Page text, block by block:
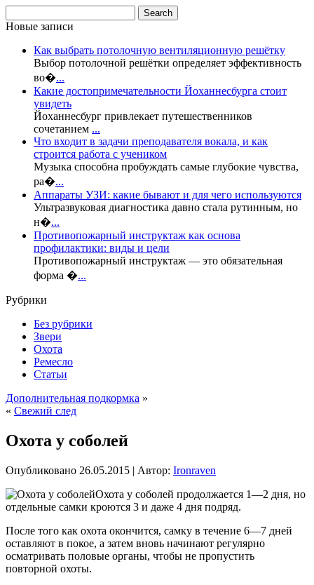
Новые записи
Как выбрать потолочную вентиляционную решётку
Выбор потолочной решётки определяет эффективность
во�...
Какие достопримечательности Йоханнесбурга стоит
увидеть
Йоханнесбург привлекает путешественников
сочетанием ...
Что входит в задачи преподавателя вокала, и как
строится работа с учеником
Музыка способна пробуждать самые глубокие чувства,
ра�...
Аппараты УЗИ: какие бывают и для чего используются
Ультразвуковая диагностика давно стала рутинным, но
н�...
Противопожарный инструктаж как основа
профилактики: виды и цели
Противопожарный инструктаж — это обязательная
форма �...
Рубрики
Без рубрики
Звери
Охота
Ремесло
Статьи
Дополнительная подкормка »
« Свежий след
Охота у соболей
Опубликовано 26.05.2015 | Автор: Ironraven
Охота у соболей продолжается 1—2 дня, но
отдельные самки кроются 3 и даже 4 дня подряд.
После того как охота окончится, самку в течение 6—7 дней
оставляют в покое, а затем вновь начинают регулярно
осматривать половые органы, чтобы не пропустить
повторной охоты.